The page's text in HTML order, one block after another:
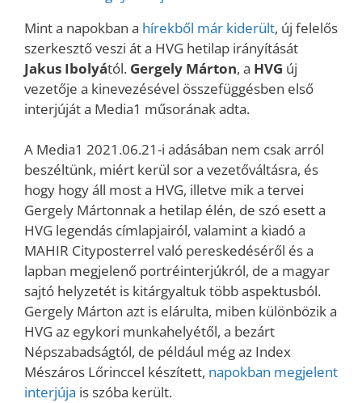
Mint a napokban a hírekből már kiderült, új felelős
szerkesztő veszi át a HVG hetilap irányítását
Jakus Ibolyától. Gergely Márton, a HVG új
vezetője a kinevezésével összefüggésben első
interjúját a Media1 műsorának adta.
A Media1 2021.06.21-i adásában nem csak arról
beszéltünk, miért kerül sor a vezetőváltásra, és
hogy hogy áll most a HVG, illetve mik a tervei
Gergely Mártonnak a hetilap élén, de szó esett a
HVG legendás címlapjairól, valamint a kiadó a
MAHIR Cityposterrel való pereskedéséről és a
lapban megjelenő portréinterjúkról, de a magyar
sajtó helyzetét is kitárgyaltuk több aspektusból.
Gergely Márton azt is elárulta, miben különbözik a
HVG az egykori munkahelyétől, a bezárt
Népszabadságtól, de például még az Index
Mészáros Lőrinccel készített, napokban megjelent
interjúja is szóba került.